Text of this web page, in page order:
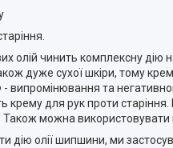
олій чинить комплексну дію
дуже сухої шкіри, тому
- випромінювання та
крему для рук проти
Також можна
дію олії шипшини, ми